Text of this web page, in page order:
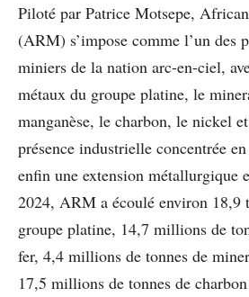
Piloté par Patrice Motsepe,
(ARM) s’impose comme l’un des
miniers de la nation arc-en-ciel,
métaux du groupe platine, le
manganèse, le charbon, le nickel
présence industrielle concentrée
enfin une extension métallurgique
2024, ARM a écoulé environ 18,9
groupe platine, 14,7 millions de
fer, 4,4 millions de tonnes de
17,5 millions de tonnes de